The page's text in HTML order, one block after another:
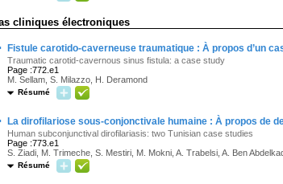
cliniques électroniques
Fistule carotido-caverneuse traumatique : À propos d’un
Traumatic carotid-cavernous sinus fistula: a case study
Page :772.e1
M. Sellam, S. Milazzo, H. Deramond
Résumé
La dirofilariose sous-conjonctivale humaine : À propos de
Human subconjunctival dirofilariasis: two Tunisian case studies
Page :773.e1
S. Ziadi, M. Trimeche, S. Mestiri, M. Mokni, A. Trabelsi, A. Ben
Résumé